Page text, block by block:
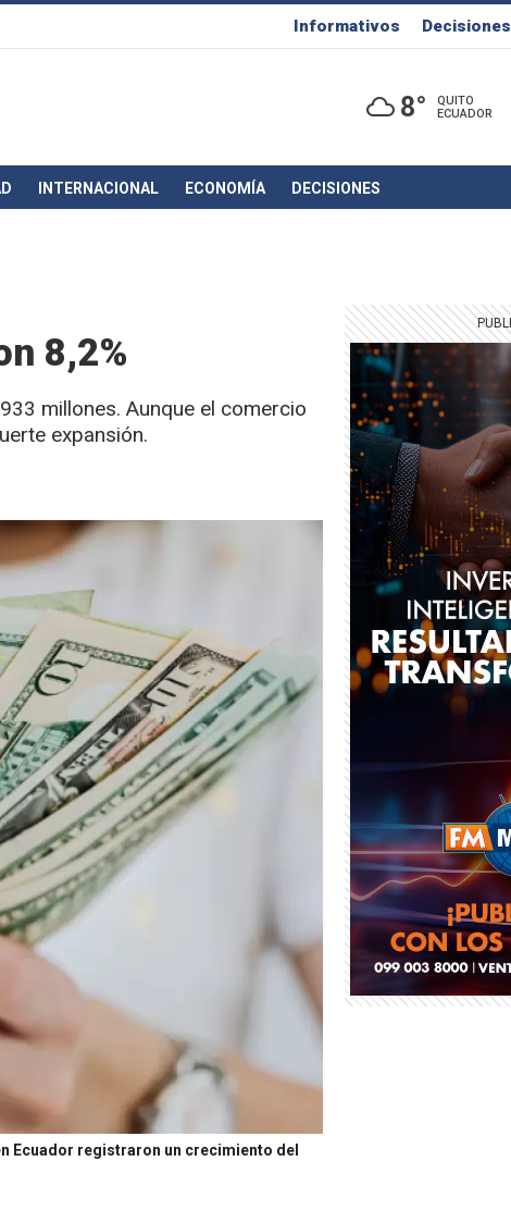
Informativos Decisiones
8°
QUITO
ECUADOR
INTERNACIONAL ECONOMÍA DECISIONES
8,2%
millones. Aunque el comercio
expansión.
Ecuador registraron un crecimiento del